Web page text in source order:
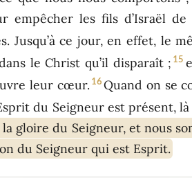
empêcher les fils d’Israël
Jusqu’à ce jour, en effet, le
le Christ qu’il disparaît ; 15
leur cœur. 16 Quand on se
du Seigneur est présent,
gloire du Seigneur, et nous
du Seigneur qui est Esprit.